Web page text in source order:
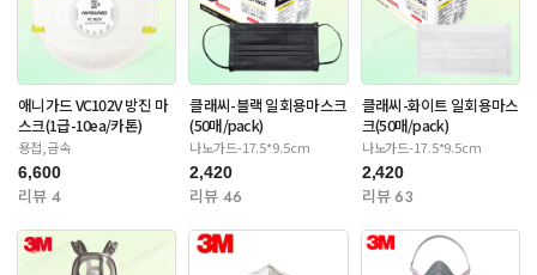
애니가드 VC102V 방진 마
스크(1급-10ea/카톤)
용접,금속
6,600
리뷰 4
클래씨-블랙 일회용마스크
(50매/pack)
나노가드-17.5*9.5cm
2,420
리뷰 46
클래씨-화이트 일회용마스
크(50매/pack)
나노가드-17.5*9.5cm
2,420
리뷰 63